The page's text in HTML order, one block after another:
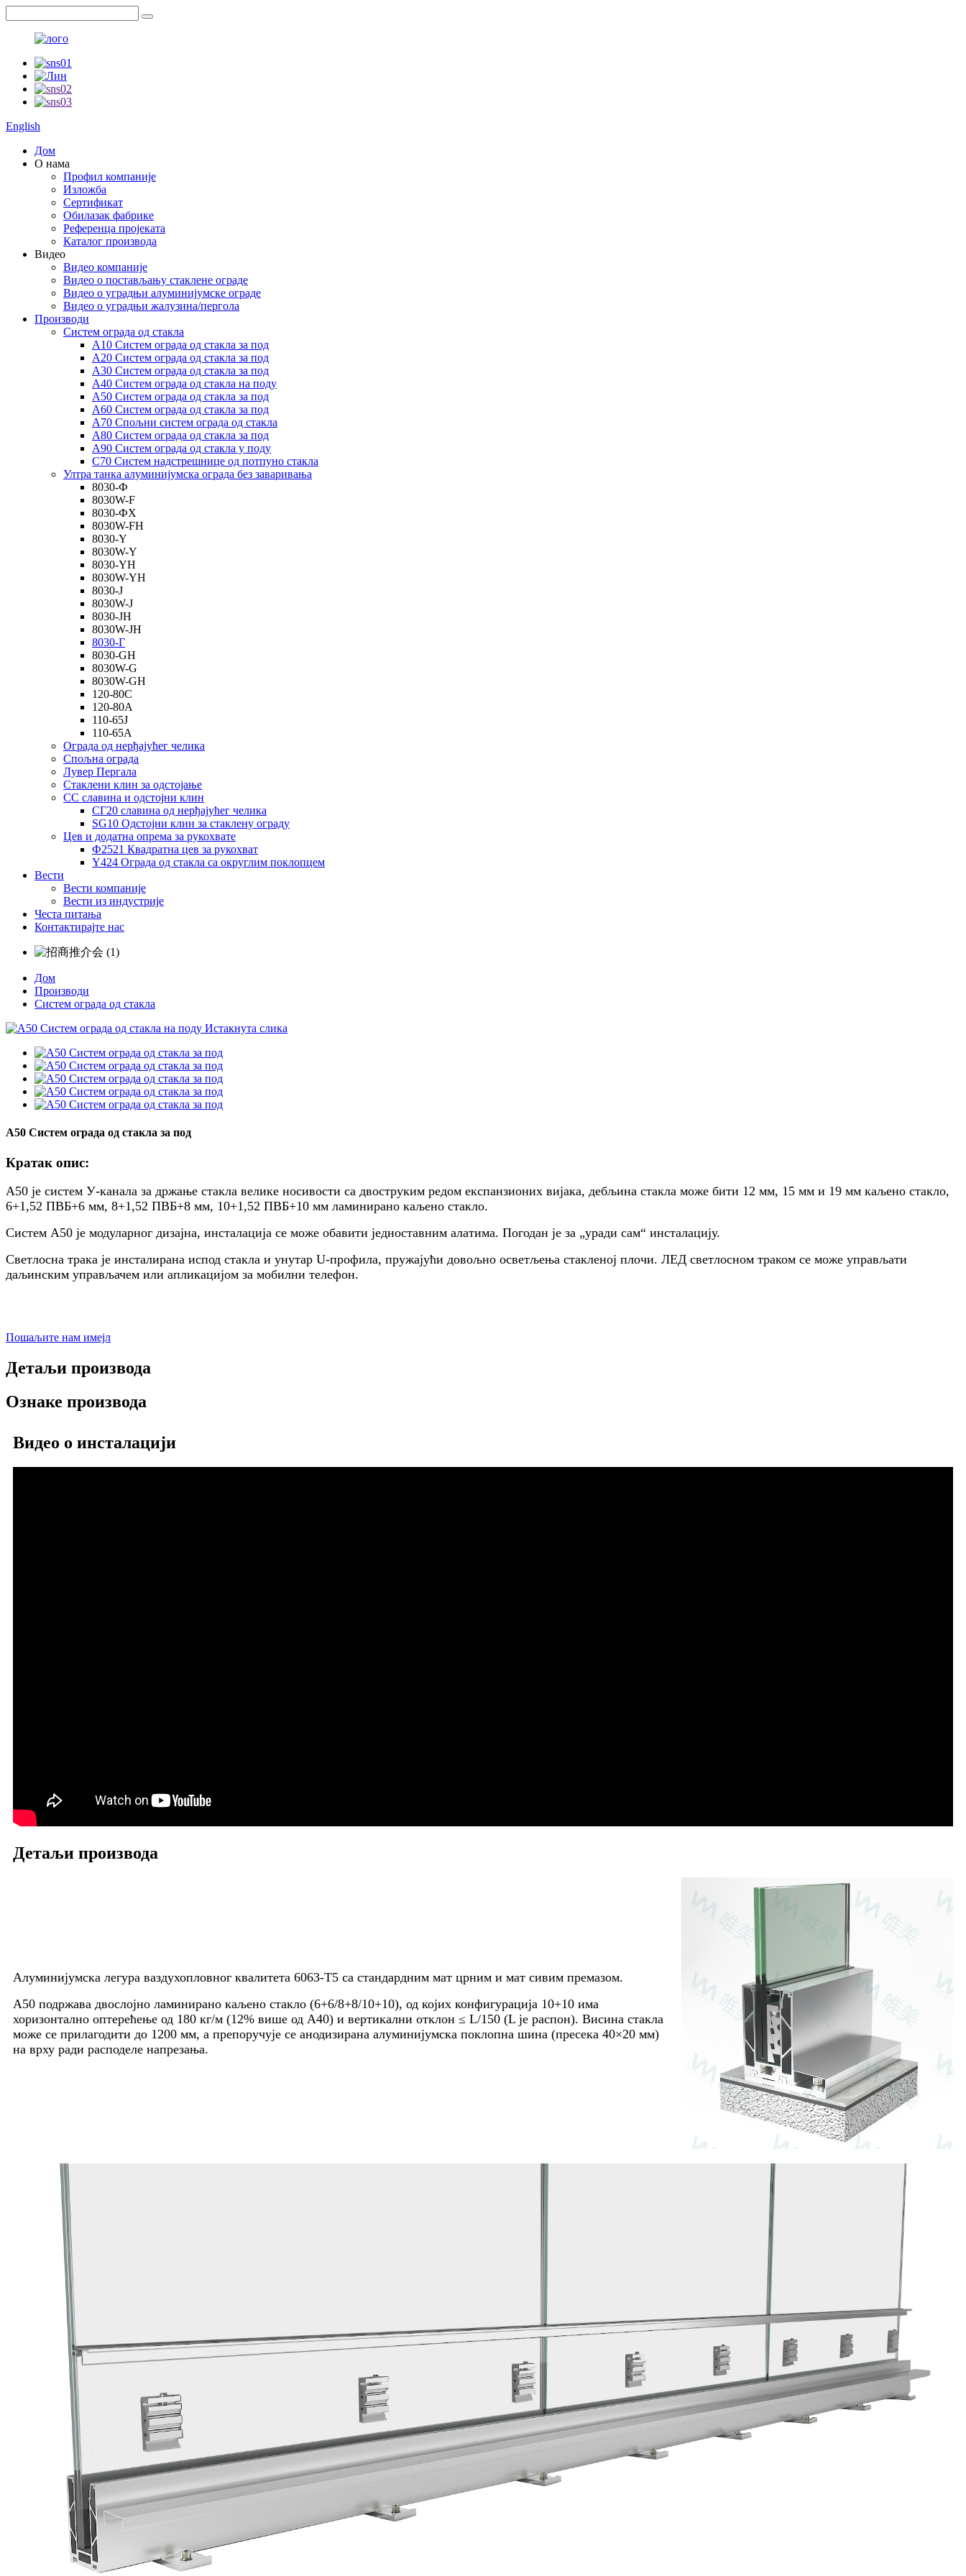
English
Дом
О нама
Профил компаније
Изложба
Сертификат
Обилазак фабрике
Референца пројеката
Каталог производа
Видео
Видео компаније
Видео о постављању стаклене ограде
Видео о уградњи алуминијумске ограде
Видео о уградњи жалузина/пергола
Производи
Систем ограда од стакла
А10 Систем ограда од стакла за под
А20 Систем ограда од стакла за под
А30 Систем ограда од стакла за под
А40 Систем ограда од стакла на поду
А50 Систем ограда од стакла за под
А60 Систем ограда од стакла за под
А70 Спољни систем ограда од стакла
А80 Систем ограда од стакла за под
А90 Систем ограда од стакла у поду
C70 Систем надстрешнице од потпуно стакла
Ултра танка алуминијумска ограда без заваривања
8030-Ф
8030W-F
8030-ФХ
8030W-FH
8030-Y
8030W-Y
8030-YH
8030W-YH
8030-Ј
8030W-J
8030-JH
8030W-JH
8030-Г
8030-GH
8030W-G
8030W-GH
120-80С
120-80А
110-65Ј
110-65А
Ограда од нерђајућег челика
Спољна ограда
Лувер Пергала
Стаклени клин за одстојање
СС славина и одстојни клин
СГ20 славина од нерђајућег челика
SG10 Одстојни клин за стаклену ограду
Цев и додатна опрема за рукохвате
Ф2521 Квадратна цев за рукохват
Y424 Ограда од стакла са округлим поклопцем
Вести
Вести компаније
Вести из индустрије
Честа питања
Контактирајте нас
Дом
Производи
Систем ограда од стакла
А50 Систем ограда од стакла за под
Кратак опис:
А50 је систем У-канала за држање стакла велике носивости са двоструким редом експанзионих вијака, дебљина стакла може бити 12 мм, 15 мм и 19 мм каљено стакло,
6+1,52 ПВБ+6 мм, 8+1,52 ПВБ+8 мм, 10+1,52 ПВБ+10 мм ламинирано каљено стакло.
Систем А50 је модуларног дизајна, инсталација се може обавити једноставним алатима. Погодан је за „уради сам“ инсталацију.
Светлосна трака је инсталирана испод стакла и унутар U-профила, пружајући довољно осветљења стакленој плочи. ЛЕД светлосном траком се може управљати
даљинским управљачем или апликацијом за мобилни телефон.
Пошаљите нам имејл
Детаљи производа
Ознаке производа
Видео о инсталацији
Детаљи производа
Алуминијумска легура ваздухопловног квалитета 6063-Т5 са стандардним мат црним и мат сивим премазом.
А50 подржава двослојно ламинирано каљено стакло (6+6/8+8/10+10), од којих конфигурација 10+10 има
хоризонтално оптерећење од 180 кг/м (12% више од А40) и вертикални отклон ≤ L/150 (L је распон). Висина стакла
може се прилагодити до 1200 мм, а препоручује се анодизирана алуминијумска поклопна шина (пресека 40×20 мм)
на врху ради расподеле напрезања.